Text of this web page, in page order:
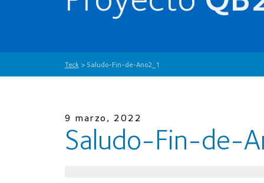
Teck> Saludo-Fin-de-Ano2_1
9 marzo, 2022
Saludo-Fin-de-